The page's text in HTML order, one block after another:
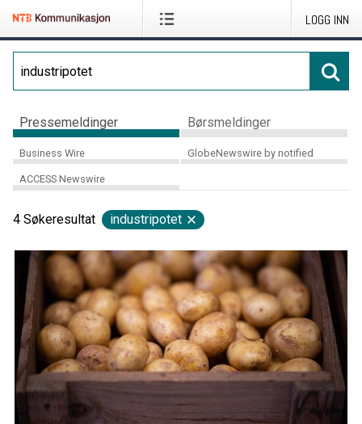
LOGG INN
Pressemeldinger Børsmeldinger
Business Wire GlobeNewswire by notified
ACCESS Newswire
4 Søkeresultat industripotet